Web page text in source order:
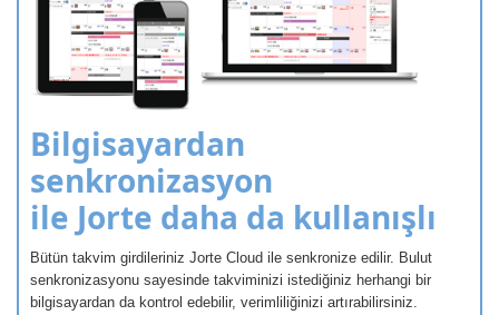
Bilgisayardan
senkronizasyon
ile Jorte daha da kullanışlı
Bütün takvim girdileriniz Jorte Cloud ile senkronize edilir. Bulut
senkronizasyonu sayesinde takviminizi istediğiniz herhangi bir
bilgisayardan da kontrol edebilir, verimliliğinizi artırabilirsiniz.